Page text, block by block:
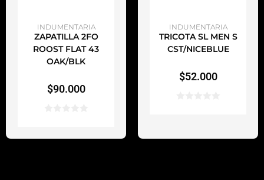
AÑADIR AL CARRITO
INDUMENTARIA
ZAPATILLA 2FO
ROOST FLAT 43
OAK/BLK
$90.000
AÑADIR AL CARRITO
INDUMENTARIA
TRICOTA SL MEN S
CST/NICEBLUE
$52.000